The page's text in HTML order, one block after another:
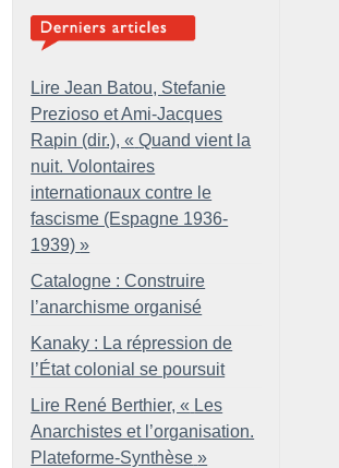
Lire Jean Batou, Stefanie
Prezioso et Ami-Jacques
Rapin (dir.), « Quand vient la
nuit. Volontaires
internationaux contre le
fascisme (Espagne 1936-
1939) »
Catalogne : Construire
l’anarchisme organisé
Kanaky : La répression de
l’État colonial se poursuit
Lire René Berthier, « Les
Anarchistes et l’organisation.
Plateforme-Synthèse »